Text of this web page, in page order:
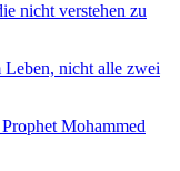
nicht verstehen zu
nicht alle zwei
Mohammed